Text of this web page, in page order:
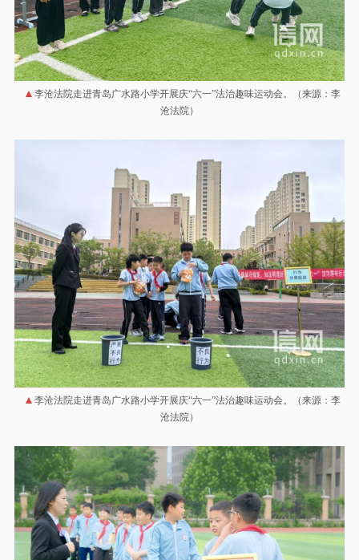
李沧法院走进青岛广水路小学开展庆“六一”法治趣味运动会。（来源：李
沧法院）
李沧法院走进青岛广水路小学开展庆“六一”法治趣味运动会。（来源：李
沧法院）